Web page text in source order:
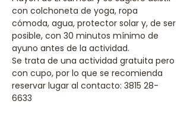
con colchoneta de yoga, ropa
cómoda, agua, protector solar y, de ser
posible, con 30 minutos mínimo de
ayuno antes de la actividad.
Se trata de una actividad gratuita pero
con cupo, por lo que se recomienda
reservar lugar al contacto: 3815 28-
6633